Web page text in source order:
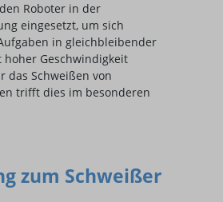
Roboter in der
eingesetzt, um sich
in gleichbleibender
Geschwindigkeit
das Schweißen von
trifft dies im besonderen
zum Schweißer